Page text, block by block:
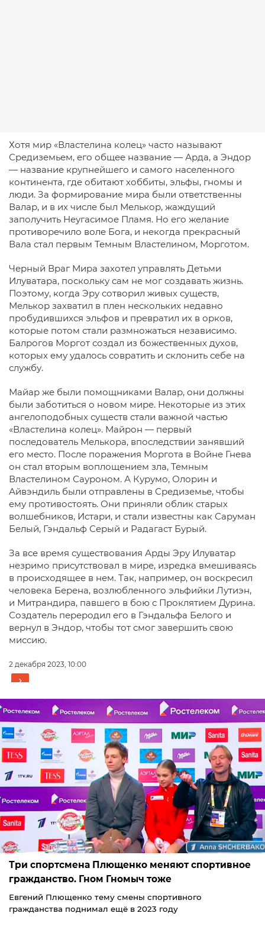
Хотя мир «Властелина колец» часто называют
Средиземьем, его общее название — Арда, а Эндор
— название крупнейшего и самого населенного
континента, где обитают хоббиты, эльфы, гномы и
люди. За формирование мира были ответственны
Валар, и в их числе был Мелькор, жаждущий
заполучить Неугасимое Пламя. Но его желание
противоречило воле Бога, и некогда прекрасный
Вала стал первым Темным Властелином, Морготом.
Черный Враг Мира захотел управлять Детьми
Илуватара, поскольку сам не мог создавать жизнь.
Поэтому, когда Эру сотворил живых существ,
Мелькор захватил в плен нескольких недавно
пробудившихся эльфов и превратил их в орков,
которые потом стали размножаться независимо.
Балрогов Моргот создал из божественных духов,
которых ему удалось совратить и склонить себе на
службу.
Майар же были помощниками Валар, они должны
были заботиться о новом мире. Некоторые из этих
ангелоподобных существ стали важной частью
«Властелина колец». Майрон — первый
последователь Мелькора, впоследствии занявший
его место. После поражения Моргота в Войне Гнева
он стал вторым воплощением зла, Темным
Властелином Сауроном. А Курумо, Олорин и
Айвэндиль были отправлены в Средиземье, чтобы
ему противостоять. Они приняли облик старых
волшебников, Истари, и стали известны как Саруман
Белый, Гэндальф Серый и Радагаст Бурый.
За все время существования Арды Эру Илуватар
незримо присутствовал в мире, изредка вмешиваясь
в происходящее в нем. Так, например, он воскресил
человека Берена, возлюбленного эльфийки Лутиэн,
и Митрандира, павшего в бою с Проклятием Дурина.
Создатель переродил его в Гэндальфа Белого и
вернул в Эндор, чтобы тот смог завершить свою
миссию.
2 декабря 2023, 10:00
Три спортсмена Плющенко меняют спортивное
гражданство. Гном Гномыч тоже
Евгений Плющенко тему смены спортивного
гражданства поднимал ещё в 2023 году